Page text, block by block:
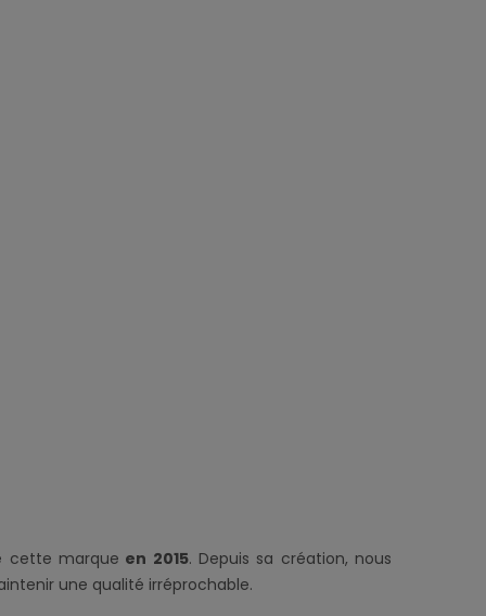
cette marque en 2015. Depuis sa création, nous
une qualité irréprochable.